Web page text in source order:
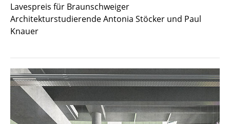
Lavespreis für Braunschweiger
Architekturstudierende Antonia Stöcker und Paul
Knauer